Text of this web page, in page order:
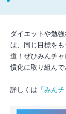
ダイエットや勉
は、同じ目標を
道！ぜひみんチ
慣化に取り組ん
詳しくは 「みん